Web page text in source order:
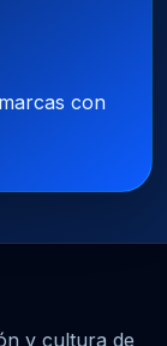
con
y cultura de